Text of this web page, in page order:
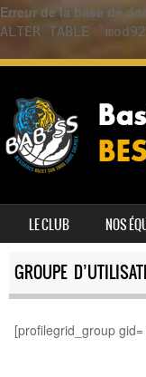
Erreur de la base de
ALTER TABLE
MENU
SKIP TO CONTENT
LE CLUB NOS
GROUPE
[profilegrid_group gid=